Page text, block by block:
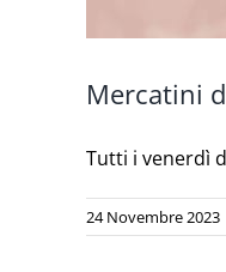
Mercatini
Tutti i venerdì
24 Novembre 2023